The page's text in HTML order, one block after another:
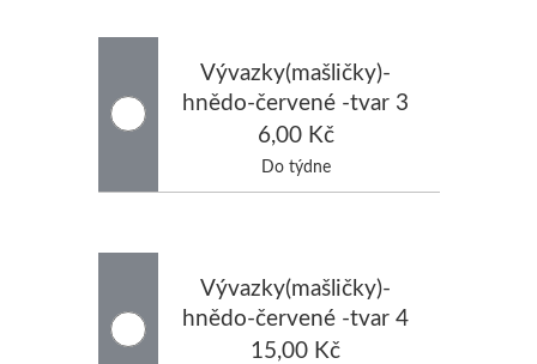
Vývazky(mašličky)-
hnědo-červené -tvar 3
6,00 Kč
Do týdne
Vývazky(mašličky)-
hnědo-červené -tvar 4
15,00 Kč